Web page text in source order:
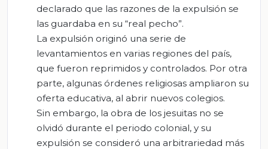
declarado que las razones de la expulsión se
las guardaba en su “real pecho”.
La expulsión originó una serie de
levantamientos en varias regiones del país,
que fueron reprimidos y controlados. Por otra
parte, algunas órdenes religiosas ampliaron su
oferta educativa, al abrir nuevos colegios.
Sin embargo, la obra de los jesuitas no se
olvidó durante el periodo colonial, y su
expulsión se consideró una arbitrariedad más